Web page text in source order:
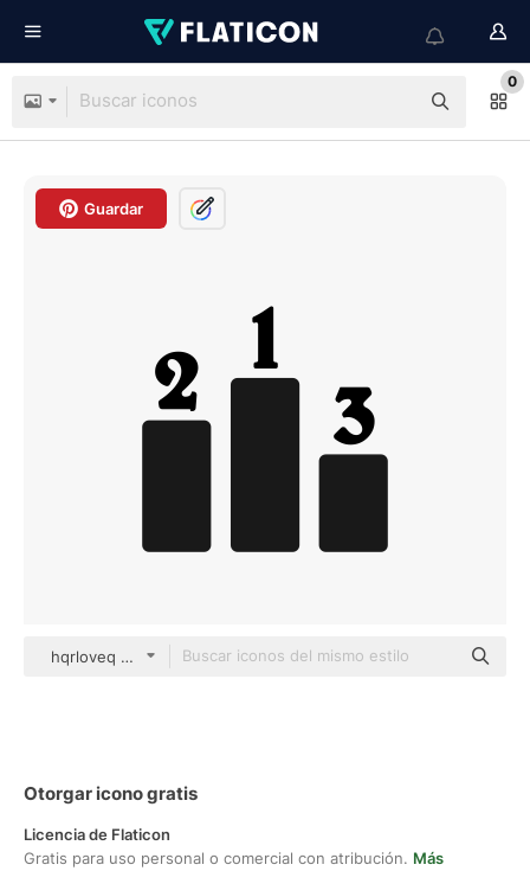
0
Guardar
hqrloveq Others
Otorgar icono gratis
Licencia de Flaticon
Gratis para uso personal o comercial con atribución. Más